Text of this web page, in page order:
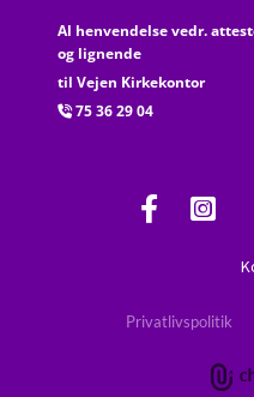
Al henvendelse vedr.
og lignende
til Vejen Kirkekontor
75 36 29 04
Privatlivspolitik